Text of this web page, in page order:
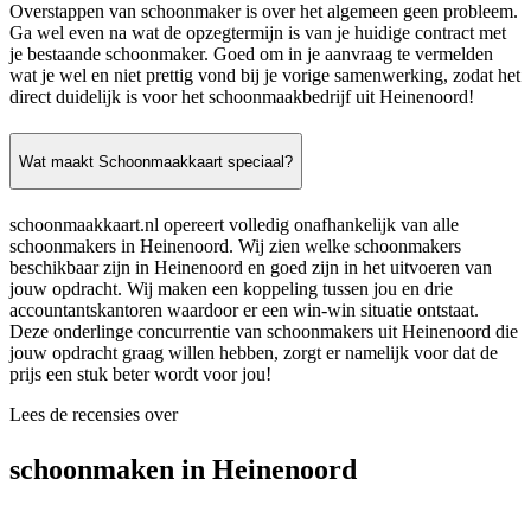
Overstappen van schoonmaker is over het algemeen geen probleem.
Ga wel even na wat de opzegtermijn is van je huidige contract met
je bestaande schoonmaker. Goed om in je aanvraag te vermelden
wat je wel en niet prettig vond bij je vorige samenwerking, zodat het
direct duidelijk is voor het schoonmaakbedrijf uit Heinenoord!
Wat maakt Schoonmaakkaart speciaal?
schoonmaakkaart.nl opereert volledig onafhankelijk van alle
schoonmakers in Heinenoord. Wij zien welke schoonmakers
beschikbaar zijn in Heinenoord en goed zijn in het uitvoeren van
jouw opdracht. Wij maken een koppeling tussen jou en drie
accountantskantoren waardoor er een win-win situatie ontstaat.
Deze onderlinge concurrentie van schoonmakers uit Heinenoord die
jouw opdracht graag willen hebben, zorgt er namelijk voor dat de
prijs een stuk beter wordt voor jou!
Lees de recensies over
schoonmaken in Heinenoord